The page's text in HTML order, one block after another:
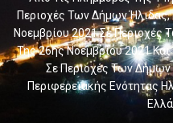
Περιοχές Των Δήμων Ήλιδας,
Νοεμβρίου 2021 Σε Περιοχές
Της 26ης Νοεμβρίου 2021
Σε Περιοχές Των
Περιφερειακής Ενότητας